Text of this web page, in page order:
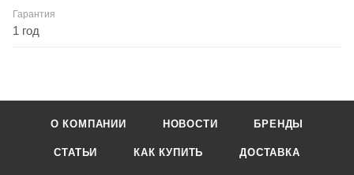
Гарантия
1 год
О КОМПАНИИ НОВОСТИ БРЕНДЫ
СТАТЬИ КАК КУПИТЬ ДОСТАВКА